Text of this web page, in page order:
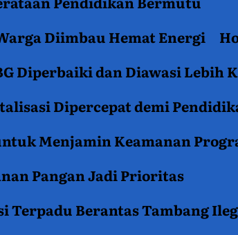
Diimbau Hemat Energi
Diperbaiki dan Diawasi Lebih
Dipercepat demi
Menjamin Keamanan
Pangan Jadi Prioritas
Terpadu Berantas Tambang